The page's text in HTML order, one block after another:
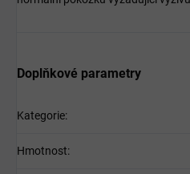
Doplňkové parametry
Kategorie:
Hmotnost: